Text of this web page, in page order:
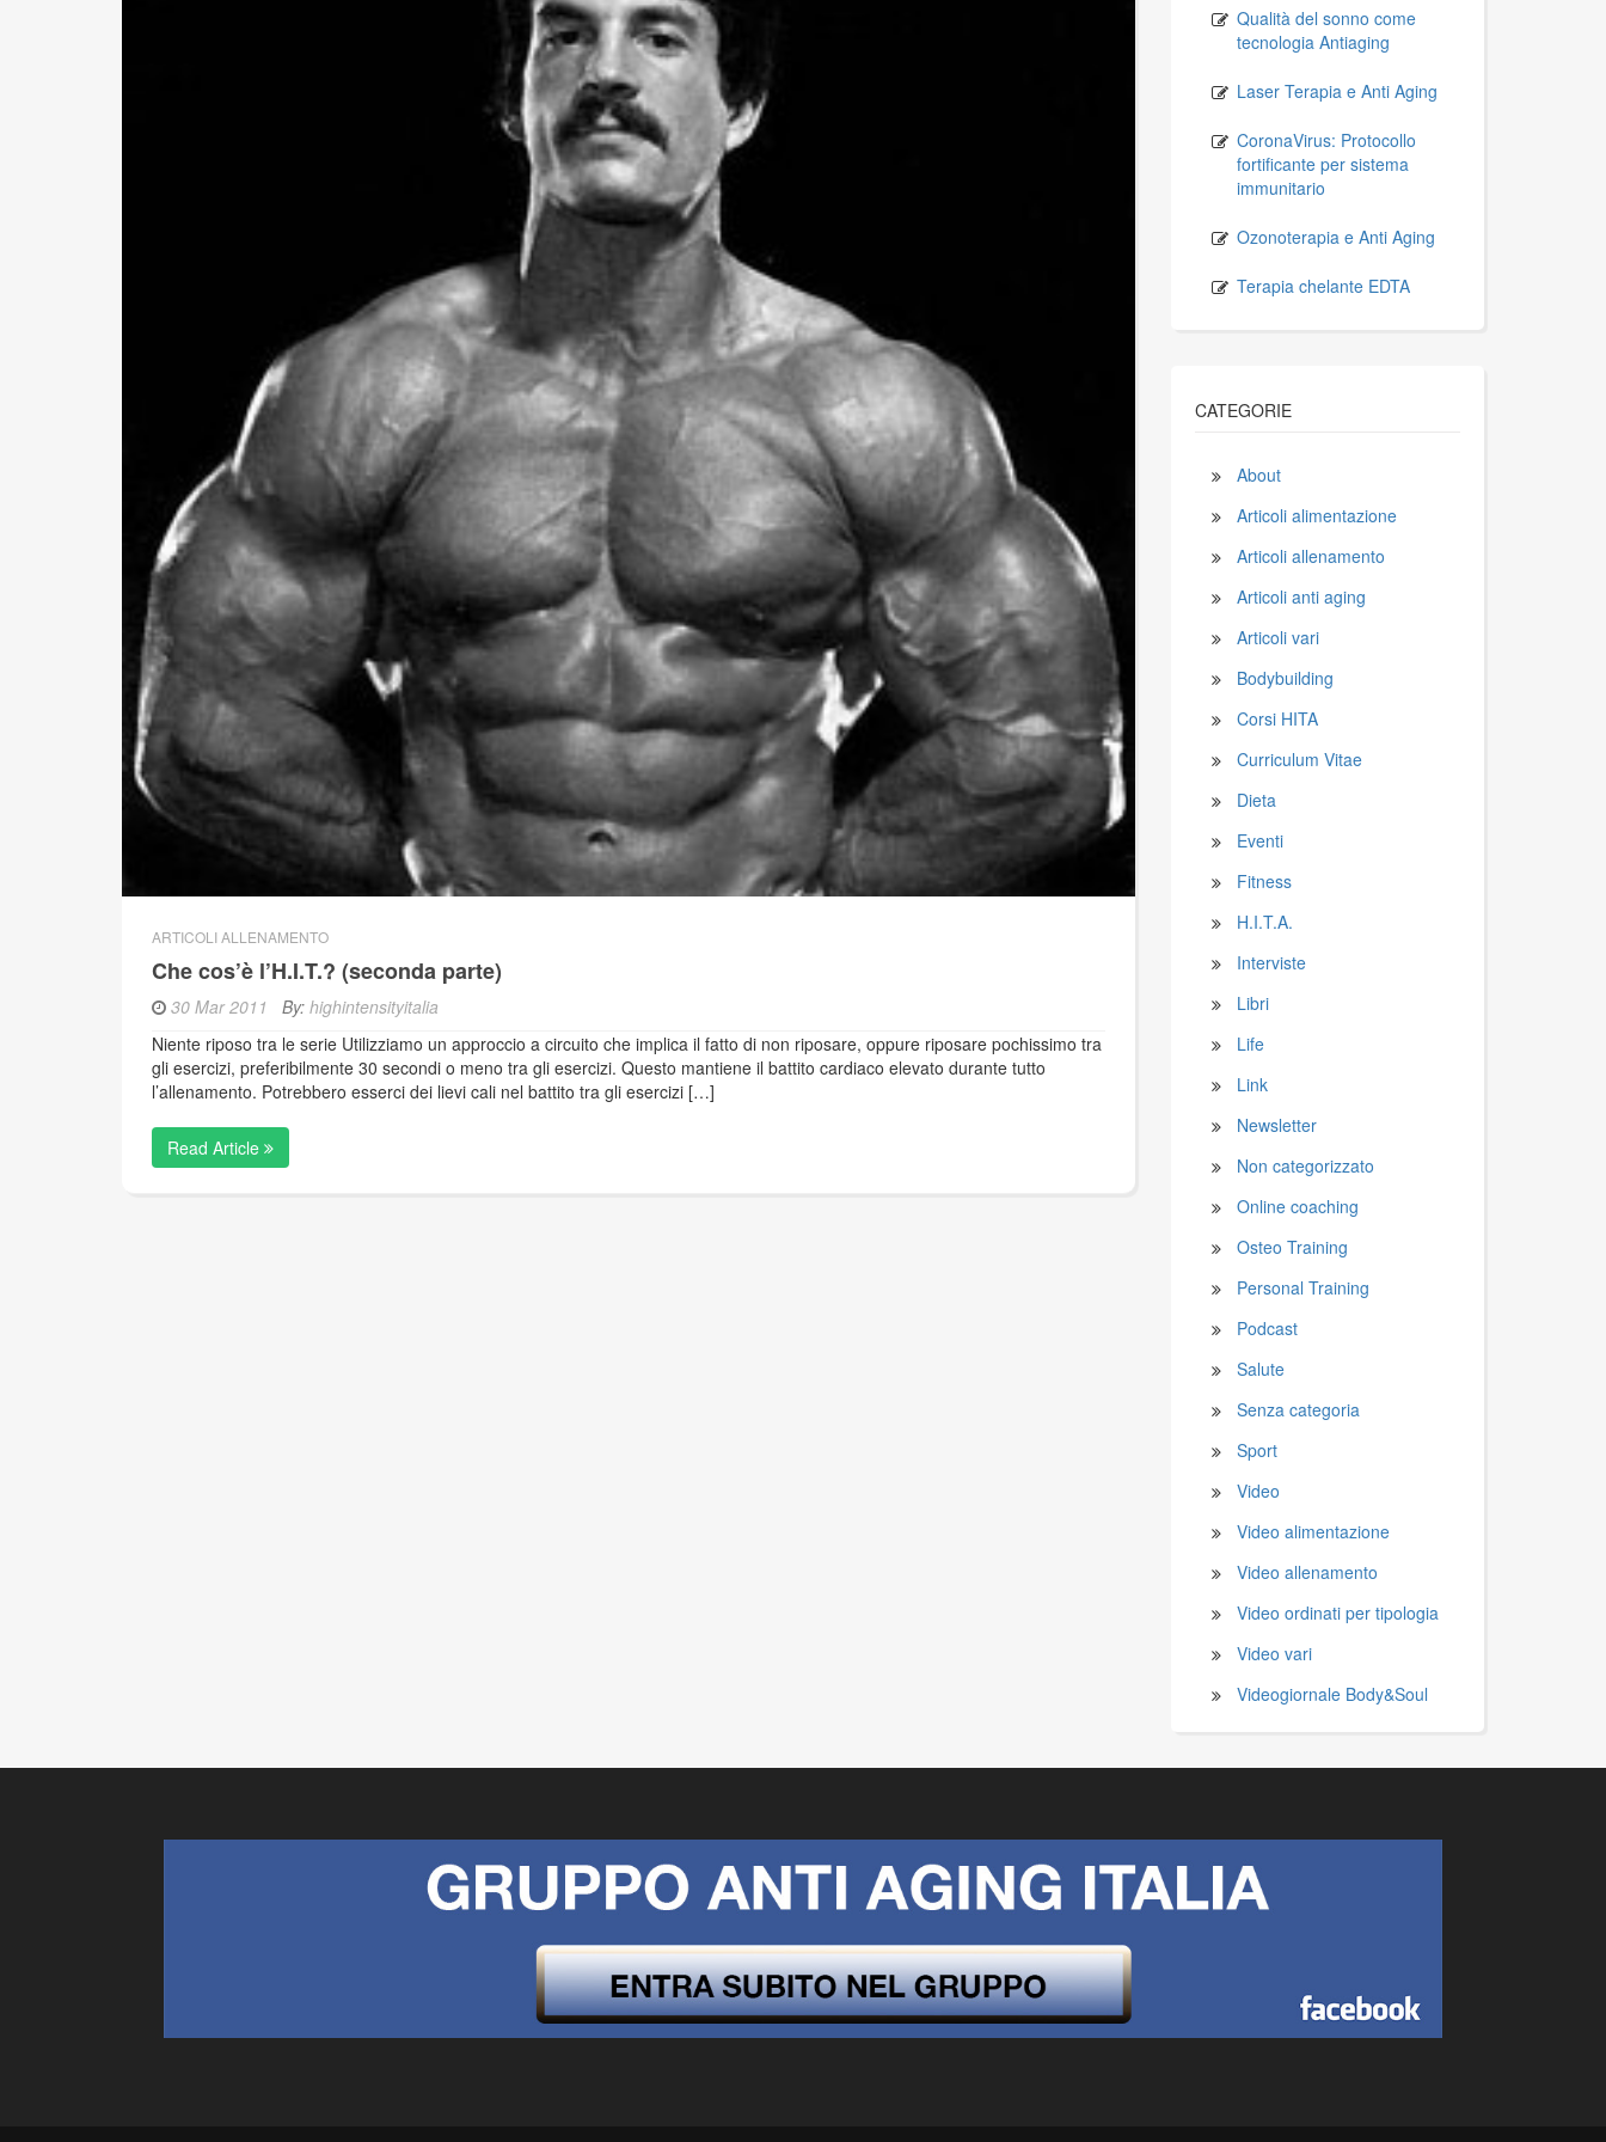
ARTICOLI ALLENAMENTO
Che cos’è l’H.I.T.? (seconda parte)
30 Mar 2011 By: highintensityitalia
Niente riposo tra le serie Utilizziamo un approccio a circuito che implica il fatto di non riposare, oppure riposare pochissimo tra
gli esercizi, preferibilmente 30 secondi o meno tra gli esercizi. Questo mantiene il battito cardiaco elevato durante tutto
l’allenamento. Potrebbero esserci dei lievi cali nel battito tra gli esercizi […]
Read Article
Qualità del sonno come
tecnologia Antiaging
Laser Terapia e Anti Aging
CoronaVirus: Protocollo
fortificante per sistema
immunitario
Ozonoterapia e Anti Aging
Terapia chelante EDTA
CATEGORIE
About
Articoli alimentazione
Articoli allenamento
Articoli anti aging
Articoli vari
Bodybuilding
Corsi HITA
Curriculum Vitae
Dieta
Eventi
Fitness
H.I.T.A.
Interviste
Libri
Life
Link
Newsletter
Non categorizzato
Online coaching
Osteo Training
Personal Training
Podcast
Salute
Senza categoria
Sport
Video
Video alimentazione
Video allenamento
Video ordinati per tipologia
Video vari
Videogiornale Body&Soul